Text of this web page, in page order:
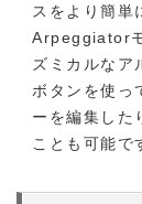
スをより簡単
Arpeggiator
ズミカルなア
ボタンを使っ
ーを編集した
ことも可能で